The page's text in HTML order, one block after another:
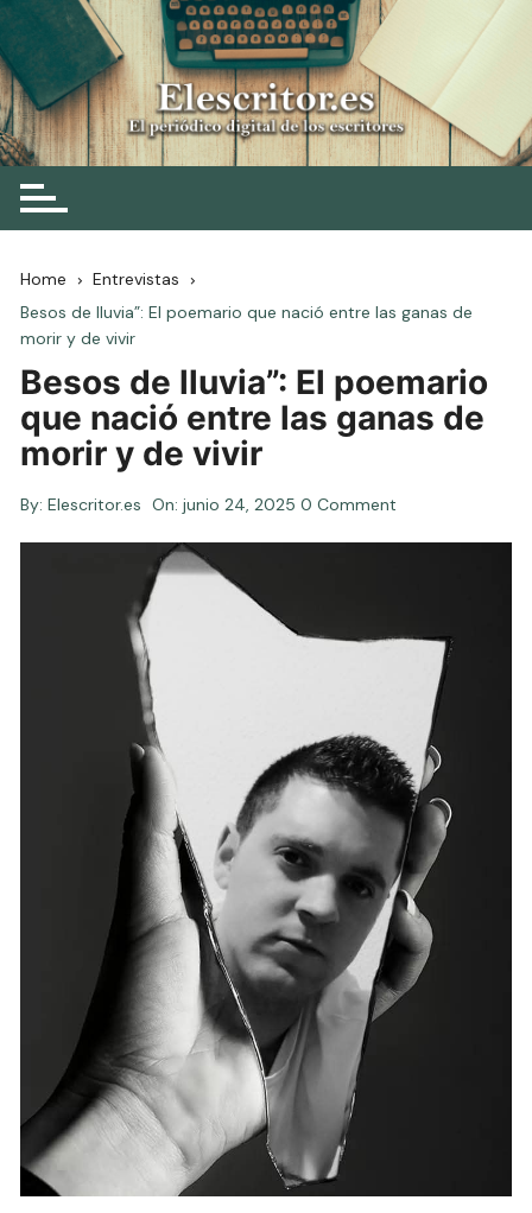
Skip
to
content
Elescritor.es
El periódico digital de los escritores
Home
Entrevistas
Besos de lluvia”: El poemario que nació entre las ganas de
morir y de vivir
Besos de lluvia”: El poemario
que nació entre las ganas de
morir y de vivir
By: Elescritor.es On:junio 24, 2025 0 Comment